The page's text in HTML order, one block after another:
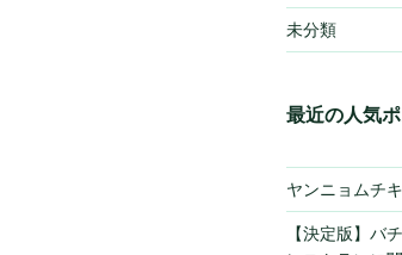
未分類
最近の人気ポ
ヤンニョムチ
【決定版】バ